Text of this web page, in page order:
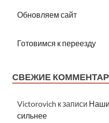
Обновляем сайт
Готовимся к переезду
СВЕЖИЕ
Victorovich к записи Наши
сильнее